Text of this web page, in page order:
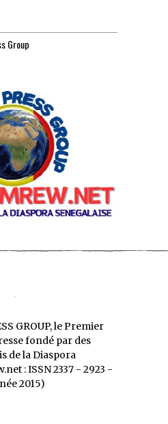
Group
GROUP, le Premier
fondé par des
de la Diaspora
: ISSN 2337 - 2923 -
2015)